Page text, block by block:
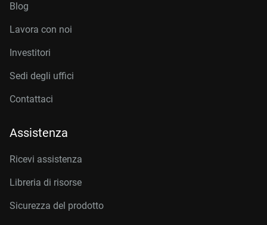
Blog
Lavora con noi
Investitori
Sedi degli uffici
Contattaci
Assistenza
Ricevi assistenza
Libreria di risorse
Sicurezza del prodotto